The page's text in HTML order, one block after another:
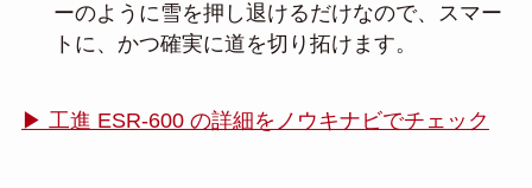
ーのように雪を押し退けるだけなので、スマー
トに、かつ確実に道を切り拓けます。
▶ 工進 ESR-600 の詳細をノウキナビでチェック